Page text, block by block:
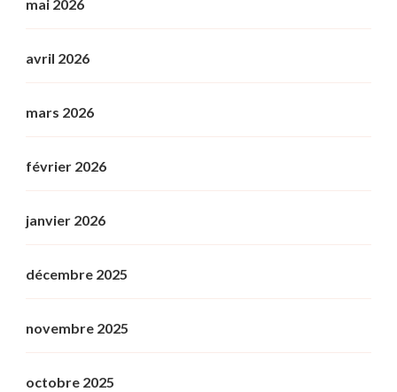
mai 2026
avril 2026
mars 2026
février 2026
janvier 2026
décembre 2025
novembre 2025
octobre 2025